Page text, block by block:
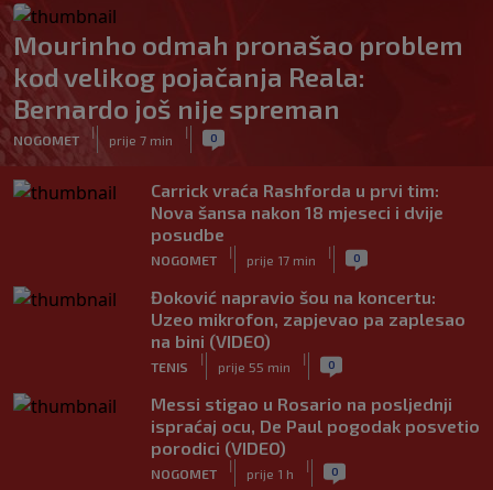
Mourinho odmah pronašao problem
kod velikog pojačanja Reala:
Bernardo još nije spreman
NOGOMET
|
prije 7 min
| 0
Carrick vraća Rashforda u prvi tim:
Nova šansa nakon 18 mjeseci i dvije
posudbe
NOGOMET
|
prije 17 min
| 0
Đoković napravio šou na koncertu:
Uzeo mikrofon, zapjevao pa zaplesao
na bini (VIDEO)
TENIS
|
prije 55 min
| 0
Messi stigao u Rosario na posljednji
ispraćaj ocu, De Paul pogodak posvetio
porodici (VIDEO)
NOGOMET
|
prije 1 h
| 0